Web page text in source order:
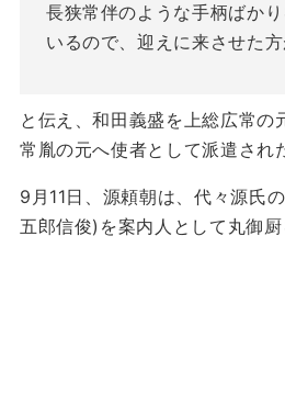
長狭常伴のような手柄ばか
いるので、迎えに来させた方
と伝え、和田義盛を上総広常の
常胤の元へ使者として派遣され
9月11日、源頼朝は、代々源氏
五郎信俊)を案内人として丸御厨